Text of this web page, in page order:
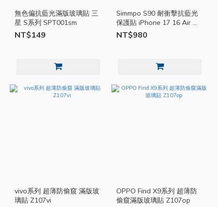
無色偏抗藍光滿版玻璃貼 三
星 S系列 SPT001sm
NT$149
Simmpo S90 耐衝擊抗藍光
保護貼 iPhone 17 16 Air 系
列 SPP013
NT$980
vivo系列 超薄防偷窺 滿版玻
璃貼 Z107vi
OPPO Find X9系列 超薄防
偷窺滿版玻璃貼 Z107op